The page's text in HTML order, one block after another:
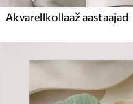
Akvarellkollaaž aastaajad